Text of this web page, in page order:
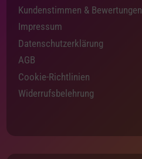
Kundenstimmen & Bewertungen
Impressum
Datenschutzerklärung
AGB
Cookie-Richtlinien
Widerrufsbelehrung